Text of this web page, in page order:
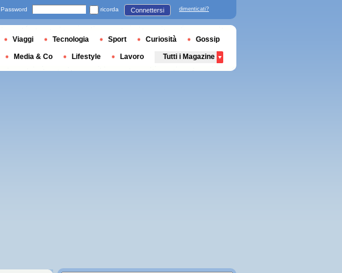
Password ricorda Connettersi dimenticati?
Viaggi Tecnologia Sport Curiosità Gossip
Media & Co Lifestyle Lavoro Tutti i Magazine